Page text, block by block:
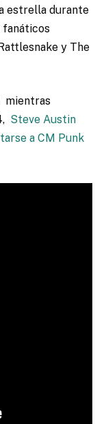
estrella durante
fanáticos
y The
mientras
Steve Austin
a CM Punk